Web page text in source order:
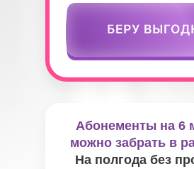
Абонементы на 6
можно забрать в
На полгода без